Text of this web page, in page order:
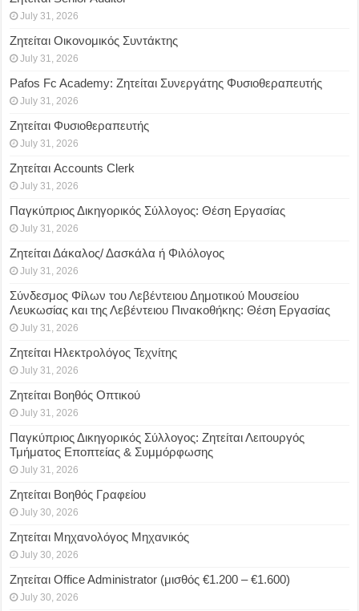
July 31, 2026
Ζητείται Οικονομικός Συντάκτης
July 31, 2026
Pafos Fc Academy: Ζητείται Συνεργάτης Φυσιοθεραπευτής
July 31, 2026
Ζητείται Φυσιοθεραπευτής
July 31, 2026
Ζητείται Accounts Clerk
July 31, 2026
Παγκύπριος Δικηγορικός Σύλλογος: Θέση Εργασίας
July 31, 2026
Ζητείται Δάκαλος/ Δασκάλα ή Φιλόλογος
July 31, 2026
Σύνδεσμος Φίλων του Λεβέντειου Δημοτικού Μουσείου
Λευκωσίας και της Λεβέντειου Πινακοθήκης: Θέση Εργασίας
July 31, 2026
Ζητείται Ηλεκτρολόγος Τεχνίτης
July 31, 2026
Ζητείται Βοηθός Οπτικού
July 31, 2026
Παγκύπριος Δικηγορικός Σύλλογος: Ζητείται Λειτουργός
Τμήματος Εποπτείας & Συμμόρφωσης
July 31, 2026
Ζητείται Βοηθός Γραφείου
July 30, 2026
Ζητείται Μηχανολόγος Μηχανικός
July 30, 2026
Ζητείται Office Administrator (μισθός €1.200 – €1.600)
July 30, 2026